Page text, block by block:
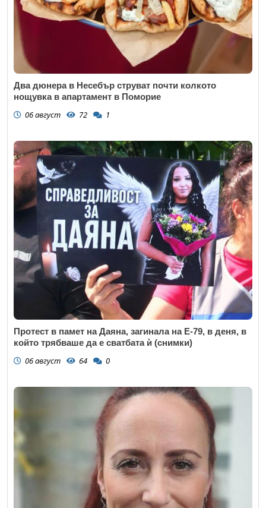
Два дюнера в Несебър струват почти колкото
нощувка в апартамент в Поморие
06 август 72 1
Протест в памет на Даяна, загинала на Е-79, в деня, в
който трябваше да е сватбата ѝ (снимки)
06 август 64 0